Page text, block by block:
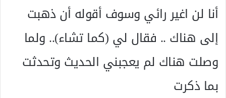
أنا لن اغير رائي وسوف أقوله أن ذهبت
إلى هناك .. فقال لي (كما تشاء).. ولما
وصلت هناك لم يعجبني الحديث وتحدثت
بما ذكرت